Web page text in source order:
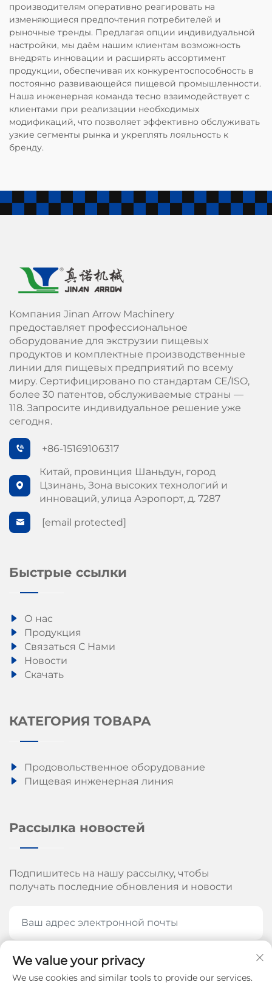
производителям оперативно реагировать на
изменяющиеся предпочтения потребителей и
рыночные тренды. Предлагая опции индивидуальной
настройки, мы даём нашим клиентам возможность
внедрять инновации и расширять ассортимент
продукции, обеспечивая их конкурентоспособность в
постоянно развивающейся пищевой промышленности.
Наша инженерная команда тесно взаимодействует с
клиентами при реализации необходимых
модификаций, что позволяет эффективно обслуживать
узкие сегменты рынка и укреплять лояльность к
бренду.
Компания Jinan Arrow Machinery
предоставляет профессиональное
оборудование для экструзии пищевых
продуктов и комплектные производственные
линии для пищевых предприятий по всему
миру. Сертифицировано по стандартам СЕ/ISO,
более 30 патентов, обслуживаемые страны —
118. Запросите индивидуальное решение уже
сегодня.
+86-15169106317
Китай, провинция Шаньдун, город
Цзинань, Зона высоких технологий и
инноваций, улица Аэропорт, д. 7287
[email protected]
Быстрые ссылки
О нас
Продукция
Связаться С Нами
Новости
Скачать
КАТЕГОРИЯ ТОВАРА
Продовольственное оборудование
Пищевая инженерная линия
Рассылка новостей
Подпишитесь на нашу рассылку, чтобы
получать последние обновления и новости
ПОДПИШИТЕСЬ СЕЙЧАС
We value your privacy
We use cookies and similar tools to provide our services.